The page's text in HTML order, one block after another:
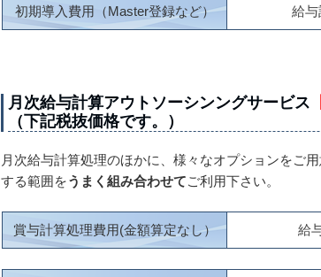
初期導入費用（Master登録など） 給与
月次給与計算アウトソーシンングサービス
（下記税抜価格です。）
月次給与計算処理のほかに、様々なオプションをご
する範囲をうまく組み合わせてご利用下さい。
賞与計算処理費用(金額算定なし） 給